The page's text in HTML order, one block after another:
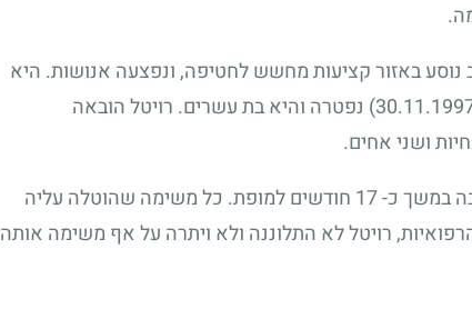
נוסע באזור קציעות מחשש לחטיפה, ונפצעה אנושות. היא
נפטרה והיא בת עשרים. רויטל הובאה
ושני אחים.
במשך כ-17 חודשים למופת. כל משימה שהוטלה עליה
רויטל לא התלוננה ולא ויתרה על אף משימה אותה